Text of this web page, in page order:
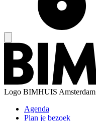
Logo BIMHUIS Amsterdam
Agenda
Plan je bezoek